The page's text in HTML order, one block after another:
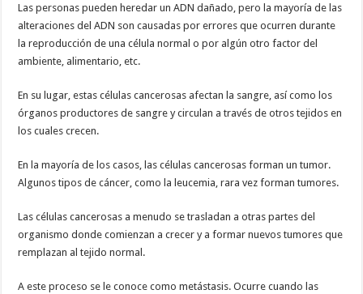
Las personas pueden heredar un ADN dañado, pero la mayoría de las
alteraciones del ADN son causadas por errores que ocurren durante
la reproducción de una célula normal o por algún otro factor del
ambiente, alimentario, etc.
En su lugar, estas células cancerosas afectan la sangre, así como los
órganos productores de sangre y circulan a través de otros tejidos en
los cuales crecen.
En la mayoría de los casos, las células cancerosas forman un tumor.
Algunos tipos de cáncer, como la leucemia, rara vez forman tumores.
Las células cancerosas a menudo se trasladan a otras partes del
organismo donde comienzan a crecer y a formar nuevos tumores que
remplazan al tejido normal.
A este proceso se le conoce como metástasis. Ocurre cuando las